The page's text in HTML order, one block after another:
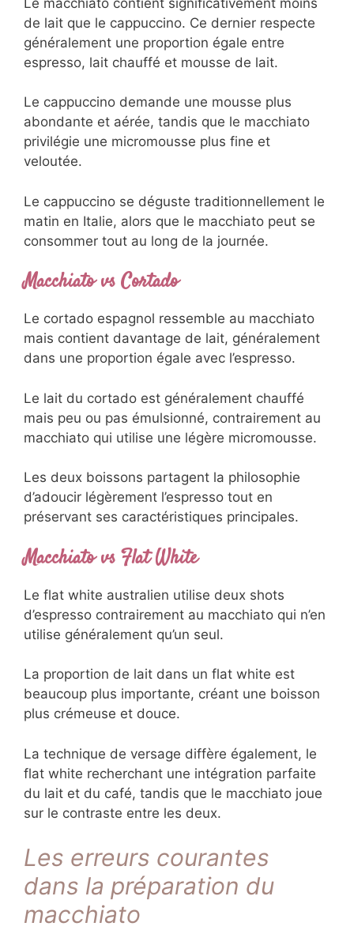
de lait que le cappuccino. Ce dernier respecte
généralement une proportion égale entre
espresso, lait chauffé et mousse de lait.
Le cappuccino demande une mousse plus
abondante et aérée, tandis que le macchiato
privilégie une micromousse plus fine et
veloutée.
Le cappuccino se déguste traditionnellement le
matin en Italie, alors que le macchiato peut se
consommer tout au long de la journée.
Macchiato vs Cortado
Le cortado espagnol ressemble au macchiato
mais contient davantage de lait, généralement
dans une proportion égale avec l’espresso.
Le lait du cortado est généralement chauffé
mais peu ou pas émulsionné, contrairement au
macchiato qui utilise une légère micromousse.
Les deux boissons partagent la philosophie
d’adoucir légèrement l’espresso tout en
préservant ses caractéristiques principales.
Macchiato vs Flat White
Le flat white australien utilise deux shots
d’espresso contrairement au macchiato qui n’en
utilise généralement qu’un seul.
La proportion de lait dans un flat white est
beaucoup plus importante, créant une boisson
plus crémeuse et douce.
La technique de versage diffère également, le
flat white recherchant une intégration parfaite
du lait et du café, tandis que le macchiato joue
sur le contraste entre les deux.
Les erreurs courantes
dans la préparation du
macchiato